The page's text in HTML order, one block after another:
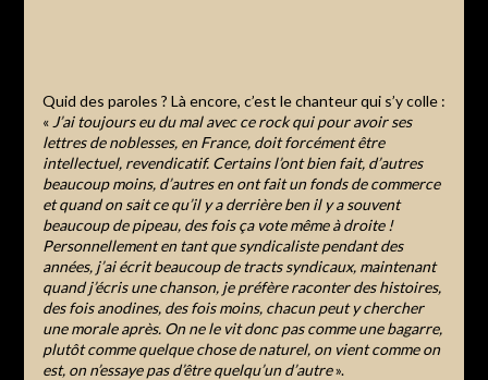
Quid des paroles ? Là encore, c’est le chanteur qui s’y colle :
« J’ai toujours eu du mal avec ce rock qui pour avoir ses
lettres de noblesses, en France, doit forcément être
intellectuel, revendicatif. Certains l’ont bien fait, d’autres
beaucoup moins, d’autres en ont fait un fonds de commerce
et quand on sait ce qu’il y a derrière ben il y a souvent
beaucoup de pipeau, des fois ça vote même à droite !
Personnellement en tant que syndicaliste pendant des
années, j’ai écrit beaucoup de tracts syndicaux, maintenant
quand j’écris une chanson, je préfère raconter des histoires,
des fois anodines, des fois moins, chacun peut y chercher
une morale après. On ne le vit donc pas comme une bagarre,
plutôt comme quelque chose de naturel, on vient comme on
est, on n’essaye pas d’être quelqu’un d’autre».